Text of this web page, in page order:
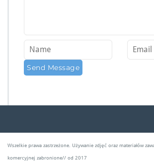
Wszelkie prawa zastrzeżone. Używanie zdjęć oraz materiałów
komercyjnej zabronione// od 2017